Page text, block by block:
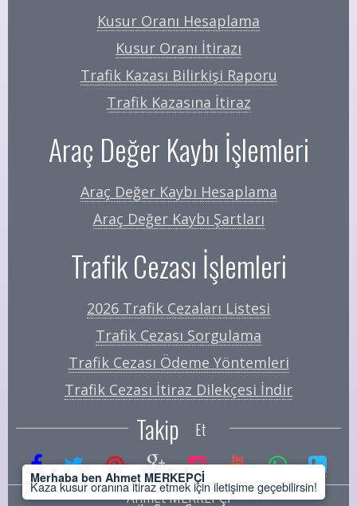
Merhaba ben Ahmet MERKEPÇİ
Kaza kusur oranına itiraz etmek için iletişime geçebilirsin!
Kusur Oranı Hesaplama
Kusur Oranı İtirazı
Trafik Kazası Bilirkişi Raporu
Trafik Kazasına İtiraz
Araç Değer Kaybı İşlemleri
Araç Değer Kaybı Hesaplama
Araç Değer Kaybı Şartları
Trafik Cezası İşlemleri
2026 Trafik Cezaları Listesi
Trafik Cezası Sorgulama
Trafik Cezası Ödeme Yöntemleri
Trafik Cezası İtiraz Dilekçesi İndir
Takip Et
Ahmet MERKEPÇİ